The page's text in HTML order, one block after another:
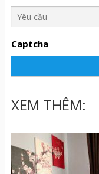
c
ầ
Captcha
XEM THÊM: